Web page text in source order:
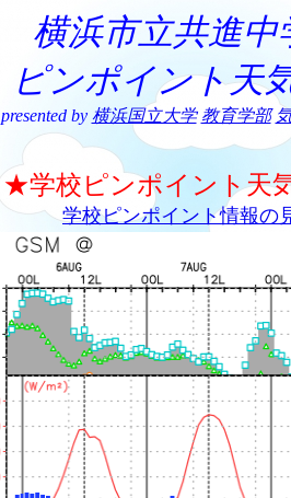
横浜市立共進中
ピンポイント天
presented by 横浜国立大学 教育学部
★学校ピンポイント天
学校ピンポイント情報の